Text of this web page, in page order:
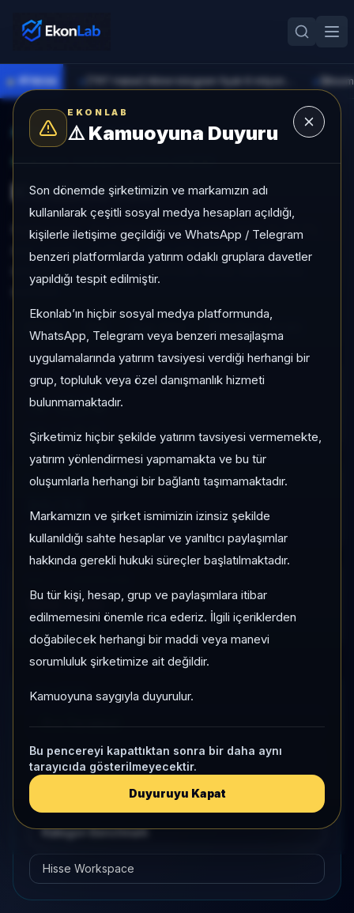
EKONLAB
⚠️Kamuoyuna Duyuru
Son dönemde şirketimizin ve markamızın adı
kullanılarak çeşitli sosyal medya hesapları açıldığı,
kişilerle iletişime geçildiği ve WhatsApp / Telegram
benzeri platformlarda yatırım odaklı gruplara davetler
yapıldığı tespit edilmiştir.
Ekonlab’ın hiçbir sosyal medya platformunda,
WhatsApp, Telegram veya benzeri mesajlaşma
uygulamalarında yatırım tavsiyesi verdiği herhangi bir
grup, topluluk veya özel danışmanlık hizmeti
bulunmamaktadır.
Şirketimiz hiçbir şekilde yatırım tavsiyesi vermemekte,
yatırım yönlendirmesi yapmamakta ve bu tür
oluşumlarla herhangi bir bağlantı taşımamaktadır.
Markamızın ve şirket ismimizin izinsiz şekilde
kullanıldığı sahte hesaplar ve yanıltıcı paylaşımlar
hakkında gerekli hukuki süreçler başlatılmaktadır.
Bu tür kişi, hesap, grup ve paylaşımlara itibar
edilmemesini önemle rica ederiz. İlgili içeriklerden
doğabilecek herhangi bir maddi veya manevi
sorumluluk şirketimize ait değildir.
Kamuoyuna saygıyla duyurulur.
Bu pencereyi kapattıktan sonra bir daha aynı
tarayıcıda gösterilmeyecektir.
Duyuruyu Kapat
● PİYASA
AI Hisse Radar/KTLEV
SUNUCU TARAFI HISSE GIRIŞI
Katılımevim
Katılımevim, Sat kategorisinde, son 1 ayda %-17,74,
son 3 ayda +%28,58, orta risk profiliyle, SAT
sinyaliyle hisse analizi EkonLab detay sayfasında
1 AY VE 3 AY PERFORMANS
%-17,74
3 Ay: +%28,58
KATEGORI KONUMU
20/33
100 /20
HIZLI GEÇIŞ
Teknik Terminal
Hisse Karşılaştırma
Kategori Benchmark
Hisse Workspace